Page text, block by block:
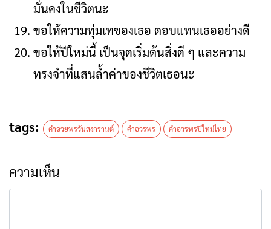
มั่นคงในชีวิตนะ
ขอให้ความทุ่มเทของเธอ ตอบแทนเธออย่างดี
ขอให้ปีใหม่นี้ เป็นจุดเริ่มต้นสิ่งดี ๆ และความ
ทรงจำที่แสนล้ำค่าของชีวิตเธอนะ
tags: คำอวยพรวันสงกรานต์ คำอวรพร คำอวรพรปีใหม่ไทย
ความเห็น